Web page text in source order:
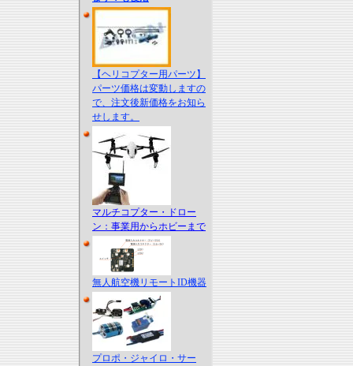
【ヘリコプター用パーツ】
パーツ価格は変動しますの
で、注文後新価格をお知ら
せします。
マルチコプター・ドロー
ン：事業用からホビーまで
無人航空機リモートID機器
プロポ・ジャイロ・サー